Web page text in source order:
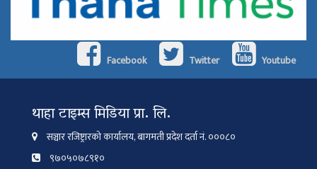
Facebook Twitter Youtube
थाहा टाइम्स मिडिया प्रा. लि.
सञ्चार रजिष्ट्रारको कार्यालय, बागमती प्रदेश दर्ता नं. ०००८०
९७०५०७८९१०